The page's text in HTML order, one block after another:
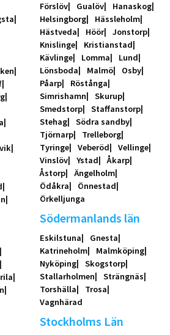
Förslöv
Gualöv
Hanaskog
Helsingborg
Hässleholm
Hästveda
Höör
Jonstorp
Knislinge
Kristianstad
Kävlinge
Lomma
Lund
Lönsboda
Malmö
Osby
Påarp
Röstånga
Simrishamn
Skurup
Smedstorp
Staffanstorp
Stehag
Södra sandby
Tjörnarp
Trelleborg
Tyringe
Veberöd
Vellinge
Vinslöv
Ystad
Åkarp
Åstorp
Ängelholm
Ödåkra
Önnestad
Örkelljunga
Södermanlands län
Eskilstuna
Gnesta
Katrineholm
Malmköping
Nyköping
Skogstorp
Stallarholmen
Strängnäs
Torshälla
Trosa
Vagnhärad
Stockholms Län